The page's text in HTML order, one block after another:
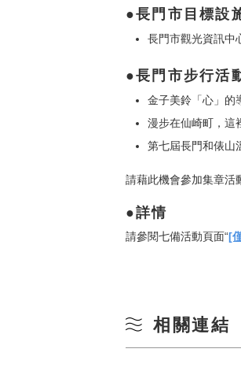
長門市目標設
長門市觀光資訊中
長門市步行活
金子美鈴「心」的
漫步在仙崎町，這
第七屆長門和俵山
請藉此機會參加集章活
詳情
請參閱七備活動頁面“[
相關連結